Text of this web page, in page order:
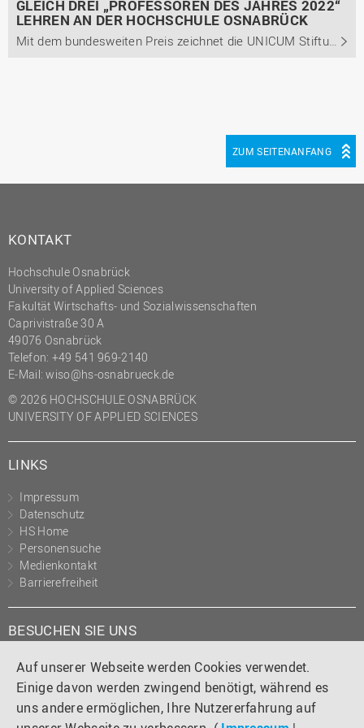
Auf unserer Webseite werden Cookies verwendet.
Einige davon werden zwingend benötigt, während es
uns andere ermöglichen, Ihre Nutzererfahrung auf
GLEICH DREI „PROFESSOREN DES JAHRES 2022“
LEHREN AN DER HOCHSCHULE OSNABRÜCK
Mit dem bundesweiten Preis zeichnet die UNICUM Stiftung Professorinnen und Professoren aus, die ihre Studierenden in besonderer Weise bei der Berufsvorbereitung unterstützen.
ZUM SEITENANFANG
KONTAKT
Hochschule Osnabrück
University of Applied Sciences
Fakultät Wirtschafts- und Sozialwissenschaften
Caprivistraße 30 A
49076 Osnabrück
Telefon: +49 541 969-2140
E-Mail:wiso@hs-osnabrueck.de
© 2026 HOCHSCHULE OSNABRÜCK
UNIVERSITY OF APPLIED SCIENCES
LINKS
Impressum
Datenschutz
HS Home
Personensuche
Medienkontakt
Barrierefreiheit
BESUCHEN SIE UNS
Instagram
TiktokLinkedIn
YouTube
Facebook